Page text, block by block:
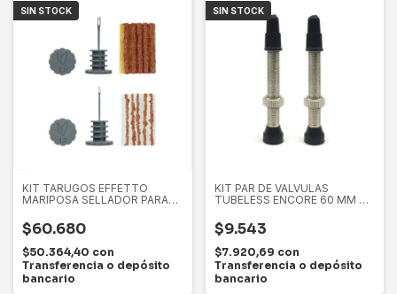
SIN STOCK
KIT TARUGOS EFFETTO
MARIPOSA SELLADOR PARA
$60.680
$50.364,40 con
Transferencia o depósito
bancario
SIN STOCK
KIT PAR DE VALVULAS
TUBELESS ENCORE 60 MM +
$9.543
$7.920,69 con
Transferencia o depósito
bancario